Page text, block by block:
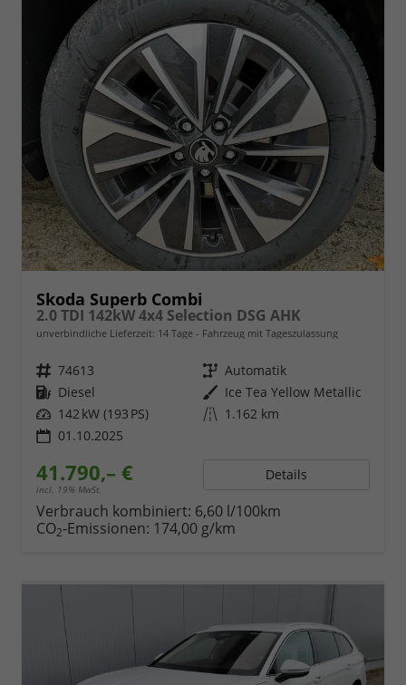
Skoda Superb Combi
2.0 TDI 142kW 4x4 Selection DSG AHK
unverbindliche Lieferzeit: 14 Tage Fahrzeug mit Tageszulassung
Fahrzeugnr. 74613 Getriebe Automatik
Kraftstoff Diesel Außenfarbe Ice Tea Yellow Metallic
Leistung 142 kW (193 PS) Kilometerstand 1.162 km
01.10.2025
41.790,– €
incl. 19% MwSt.
Details
Verbrauch kombiniert: 6,60 l/100km
CO2-Emissionen: 174,00 g/km